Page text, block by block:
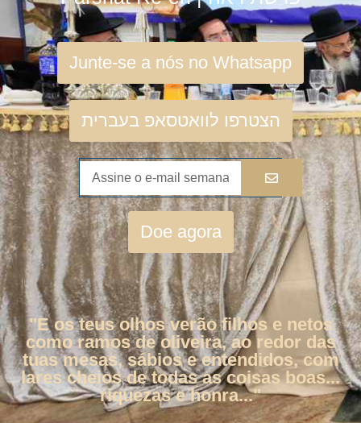
Junte-se a nós no Whatsapp
הצטרפו לוואטסאפ בעברית
Doe agora
"E os teus olhos verão filhos e netos
como ramos de oliveira, ao redor das
tuas mesas, sábios e entendidos, com
lares cheios de todas as coisas boas...
riquezas e honra..."